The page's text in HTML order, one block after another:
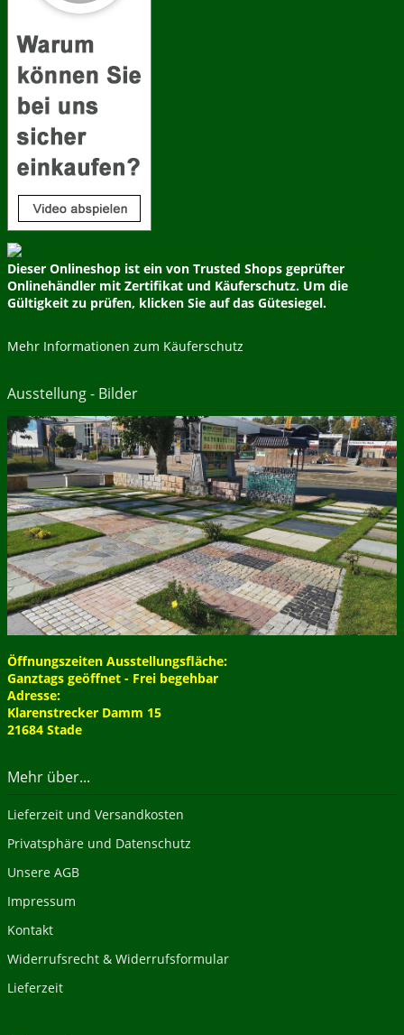
Dieser Onlineshop ist ein von Trusted Shops geprüfter
Onlinehändler mit Zertifikat und Käuferschutz. Um die
Gültigkeit zu prüfen, klicken Sie auf das Gütesiegel.
Mehr Informationen zum Käuferschutz
Ausstellung - Bilder
Öffnungszeiten Ausstellungsfläche:
Ganztags geöffnet - Frei begehbar
Adresse:
Klarenstrecker Damm 15
21684 Stade
Mehr über...
Lieferzeit und Versandkosten
Privatsphäre und Datenschutz
Unsere AGB
Impressum
Kontakt
Widerrufsrecht & Widerrufsformular
Lieferzeit